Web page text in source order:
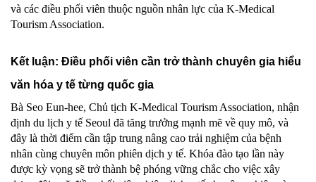
và các điều phối viên thuộc nguồn nhân lực của K-Medical
Tourism Association.
Kết luận: Điều phối viên cần trở thành chuyên gia hiểu
văn hóa y tế từng quốc gia
Bà Seo Eun-hee, Chủ tịch K-Medical Tourism Association, nhận
định du lịch y tế Seoul đã tăng trưởng mạnh mẽ về quy mô, và
đây là thời điểm cần tập trung nâng cao trải nghiệm của bệnh
nhân cùng chuyên môn phiên dịch y tế. Khóa đào tạo lần này
được kỳ vọng sẽ trở thành bệ phóng vững chắc cho việc xây